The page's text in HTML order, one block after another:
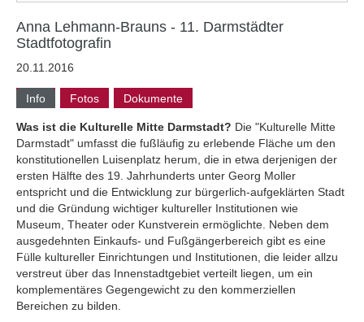
Anna Lehmann-Brauns - 11. Darmstädter
Stadtfotografin
20.11.2016
Info Fotos Dokumente
Was ist die Kulturelle Mitte Darmstadt? Die "Kulturelle Mitte
Darmstadt" umfasst die fußläufig zu erlebende Fläche um den
konstitutionellen Luisenplatz herum, die in etwa derjenigen der
ersten Hälfte des 19. Jahrhunderts unter Georg Moller
entspricht und die Entwicklung zur bürgerlich-aufgeklärten Stadt
und die Gründung wichtiger kultureller Institutionen wie
Museum, Theater oder Kunstverein ermöglichte. Neben dem
ausgedehnten Einkaufs- und Fußgängerbereich gibt es eine
Fülle kultureller Einrichtungen und Institutionen, die leider allzu
verstreut über das Innenstadtgebiet verteilt liegen, um ein
komplementäres Gegengewicht zu den kommerziellen
Bereichen zu bilden.